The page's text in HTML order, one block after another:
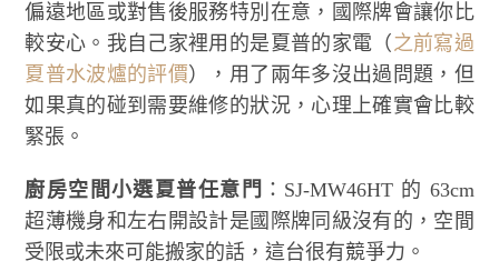
偏遠地區或對售後服務特別在意，國際牌會讓你比
較安心。我自己家裡用的是夏普的家電（ 之前寫過
夏普水波爐的評價），用了兩年多沒出過問題，但
如果真的碰到需要維修的狀況，心理上確實會比較
緊張。
廚房空間小選夏普任意門 ：SJ-MW46HT 的 63cm
超薄機身和左右開設計是國際牌同級沒有的，空間
受限或未來可能搬家的話，這台很有競爭力。